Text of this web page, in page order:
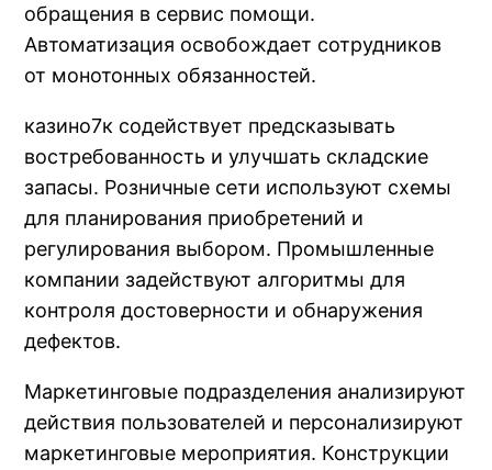
обращения в сервис помощи.
Автоматизация освобождает сотрудников
от монотонных обязанностей.
казино7к содействует предсказывать
востребованность и улучшать складские
запасы. Розничные сети используют схемы
для планирования приобретений и
регулирования выбором. Промышленные
компании задействуют алгоритмы для
контроля достоверности и обнаружения
дефектов.
Маркетинговые подразделения анализируют
действия пользователей и персонализируют
маркетинговые мероприятия. Конструкции